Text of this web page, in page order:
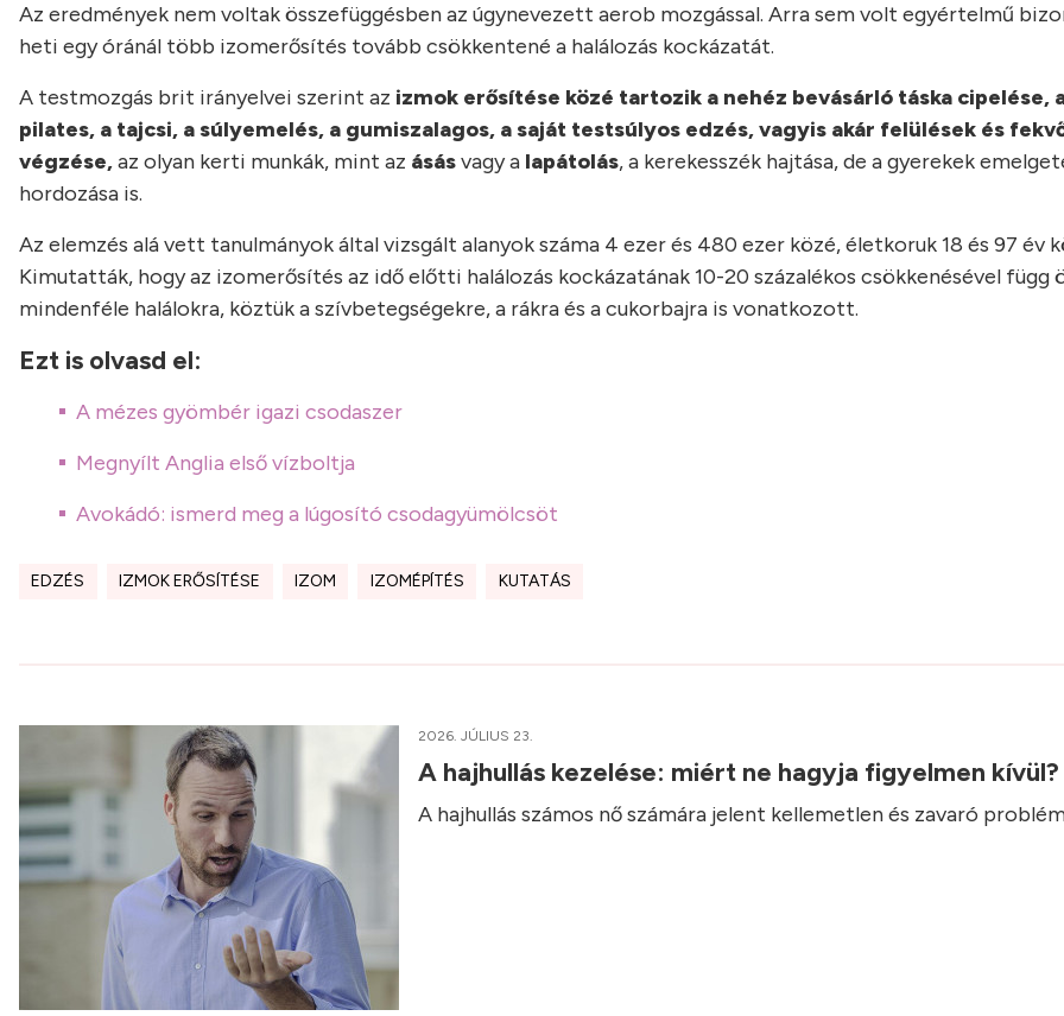
Az eredmények nem voltak összefüggésben az úgynevezett aerob mozgással. Arra sem volt egyértelmű
heti egy óránál több izomerősítés tovább csökkentené a halálozás kockázatát.
A testmozgás brit irányelvei szerint az izmok erősítése közé tartozik a nehéz bevásárló táska cipelése,
pilates, a tajcsi, a súlyemelés, a gumiszalagos, a saját testsúlyos edzés, vagyis akár felülések és
végzése,az olyan kerti munkák, mint az ásásvagy a lapátolás, a kerekesszék hajtása, de a gyerekek
hordozása is.
Az elemzés alá vett tanulmányok által vizsgált alanyok száma 4 ezer és 480 ezer közé, életkoruk 18 és 97 év
Kimutatták, hogy az izomerősítés az idő előtti halálozás kockázatának 10-20 százalékos csökkenésével függ
mindenféle halálokra, köztük a szívbetegségekre, a rákra és a cukorbajra is vonatkozott.
Ezt is olvasd el:
A mézes gyömbér igazi csodaszer
Megnyílt Anglia első vízboltja
Avokádó: ismerd meg a lúgosító csodagyümölcsöt
EDZÉS IZMOK ERŐSÍTÉSE IZOM IZOMÉPÍTÉS KUTATÁS
2026. JÚLIUS 23.
A hajhullás kezelése: miért ne hagyja figyelmen kívül?
A hajhullás számos nő számára jelent kellemetlen és zavaró